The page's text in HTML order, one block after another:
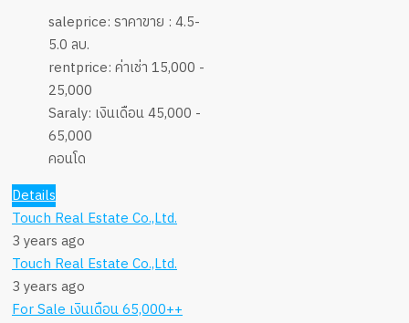
saleprice: ราคาขาย : 4.5-
5.0 ลบ.
rentprice: ค่าเช่า 15,000 -
25,000
Saraly: เงินเดือน 45,000 -
65,000
คอนโด
Details
Touch Real Estate Co.,Ltd.
3 years ago
Touch Real Estate Co.,Ltd.
3 years ago
For Saleเงินเดือน 65,000++